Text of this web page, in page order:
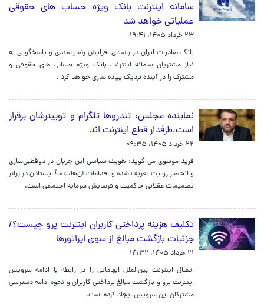
سامانه اینترنت بانک ویژه حساب های حقوقی
عملیاتی خواهد شد
۲۳ خرداد ۱۴۰۵، ۱۹:۴۱
​بانک صادرات ایران در راستای افزایش رضایتمندی و پاسخگویی به
نیاز مشتریان سامانه اینترنت بانک ویژه حساب های حقوقی و
مشترک را در آینده نزدیک پیاده سازی خواهد کرد .
نماینده مجلس: تندروها تلگرام و توییترشان برقرار
است،طرفدار قطع اینترنت اند
۲۲ خرداد ۱۴۰۵، ۰۹:۳۵
فرید موسوی می گوید: هویت سیاسی این جریان در دوقطبی‌سازی
و انحصار روایت تعریف شده و اقدامات آن‌ها، عملاً ایستادن در برابر
تصمیمات عقلانی حاکمیت و فرسایش سرمایه اجتماعی است.
تکلیف هزینه پرداختی کاربران اینترنت پرو چیست؟/
جزئیات بازگشت مبالغ از سوی اپراتورها
۲۱ خرداد ۱۴۰۵، ۱۴:۳۲
اتصال اینترنت بین‌الملل ابهاماتی را در رابطه با ادامه سرویس
اینترنت پرو و بازگشت مبالغ پرداختی کاربران و نحوه ادامه دسترسی
مشترکان این سرویس ایجاد کرده است.